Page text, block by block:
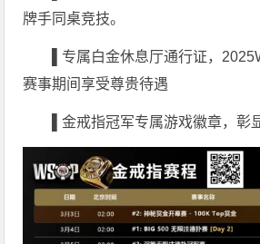
牌手同桌竞技。
专属白金休息厅通行证，
赛事期间享受尊贵待遇
▌金戒指冠军专属游戏徽章，彰